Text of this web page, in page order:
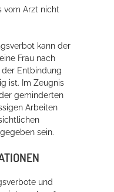
vom Arzt nicht
kann der
Frau nach
Entbindung
ist. Im Zeugnis
geminderten
Arbeiten
sein.
und